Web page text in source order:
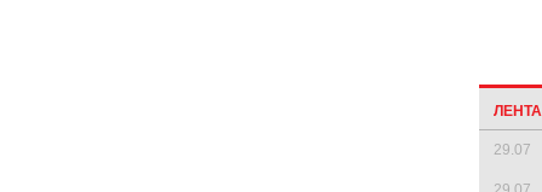
29.07